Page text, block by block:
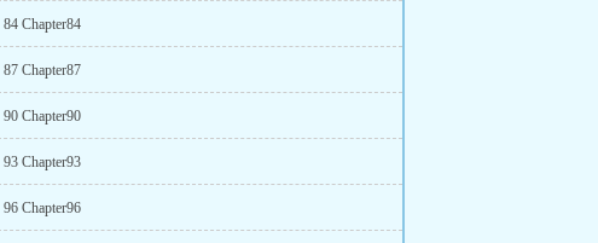
84 Chapter84
87 Chapter87
90 Chapter90
93 Chapter93
96 Chapter96